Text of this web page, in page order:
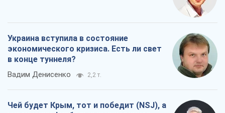
Украина вступила в состояние
экономического кризиса. Есть ли свет
в конце туннеля?
Вадим Денисенко 2,2 т.
Чей будет Крым, тот и победит (NSJ), а